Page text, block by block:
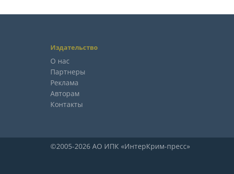
Издательство
О нас
Партнеры
Реклама
Авторам
Контакты
©2005-2026 АО ИПК «ИнтерКрим-пресс»